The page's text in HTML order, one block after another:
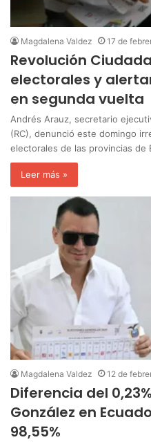
Magdalena Valdez 17 de
Revolución
electorales y
en segunda vuelta
Andrés Arauz, secretario
(RC), denunció este domingo
electorales de las provincias de
Leer más »
Magdalena Valdez 12 de
Diferencia del
González en
98,55%